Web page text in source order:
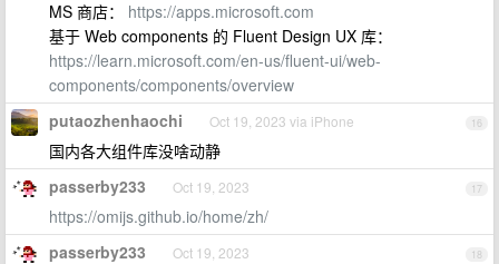
MS 商店： https://apps.microsoft.com
基于 Web components 的 Fluent Design UX 库：
https://learn.microsoft.com/en-us/fluent-ui/web-
components/components/overview
16
putaozhenhaochi Oct 19, 2023 via iPhone
国内各大组件库没啥动静
17
passerby233 Oct 19, 2023
https://omijs.github.io/home/zh/
18
passerby233 Oct 19, 2023